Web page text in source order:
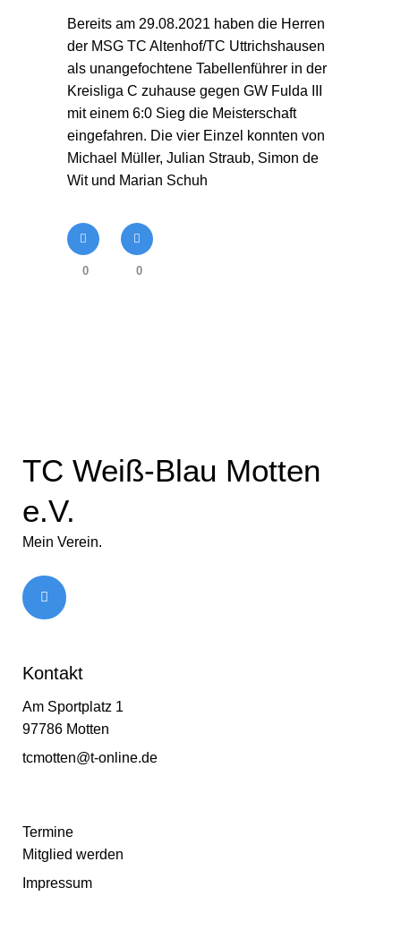
Bereits am 29.08.2021 haben die Herren
der MSG TC Altenhof/TC Uttrichshausen
als unangefochtene Tabellenführer in der
Kreisliga C zuhause gegen GW Fulda III
mit einem 6:0 Sieg die Meisterschaft
eingefahren. Die vier Einzel konnten von
Michael Müller, Julian Straub, Simon de
Wit und Marian Schuh
0 0
TC Weiß-Blau Motten
e.V.
Mein Verein.
Kontakt
Am Sportplatz 1
97786 Motten
tcmotten@t-online.de
Termine
Mitglied werden
Impressum